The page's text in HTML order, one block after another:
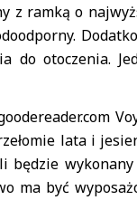
z ramką o
do otoczenia.
lata i
będzie
ma być